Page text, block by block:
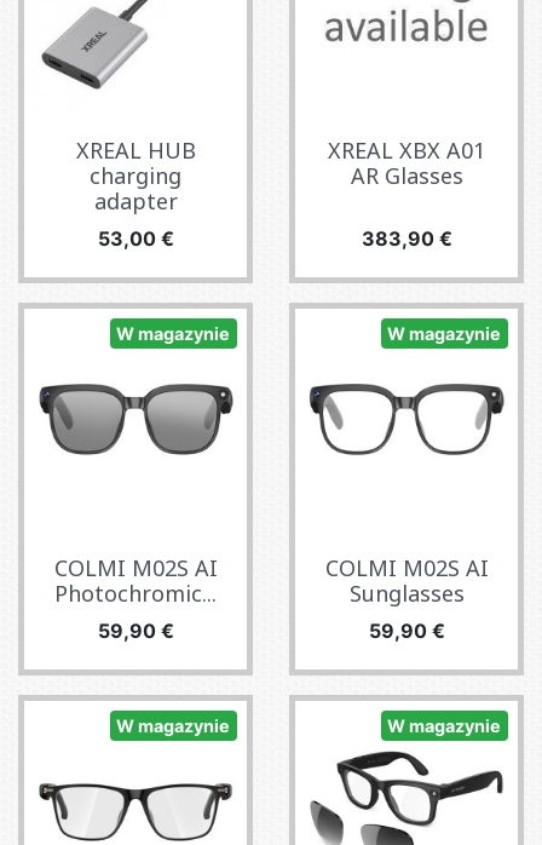
XREAL HUB
charging
adapter
Cena
53,00 €
XREAL XBX A01
AR Glasses
Cena
383,90 €
W magazynie
COLMI M02S AI
Photochromic...
Cena
59,90 €
W magazynie
COLMI M02S AI
Sunglasses
Cena
59,90 €
W magazynie W magazynie